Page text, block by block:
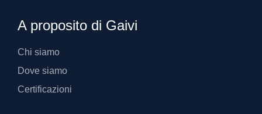
A proposito di Gaivi
Chi siamo
Dove siamo
Certificazioni